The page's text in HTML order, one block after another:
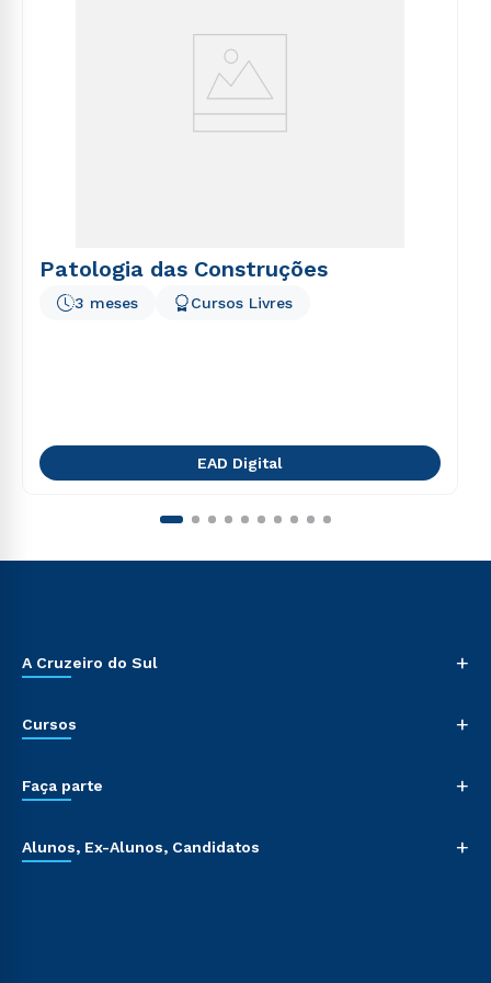
Patologia das Construções
3 meses Cursos Livres
EAD Digital
A Cruzeiro do Sul +
Cursos +
Faça parte +
Alunos, Ex-Alunos, Candidatos +